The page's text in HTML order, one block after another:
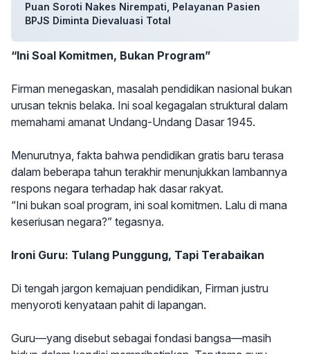
Puan Soroti Nakes Nirempati, Pelayanan Pasien
BPJS Diminta Dievaluasi Total
“Ini Soal Komitmen, Bukan Program”
Firman menegaskan, masalah pendidikan nasional bukan
urusan teknis belaka. Ini soal kegagalan struktural dalam
memahami amanat Undang-Undang Dasar 1945.
Menurutnya, fakta bahwa pendidikan gratis baru terasa
dalam beberapa tahun terakhir menunjukkan lambannya
respons negara terhadap hak dasar rakyat.
“Ini bukan soal program, ini soal komitmen. Lalu di mana
keseriusan negara?” tegasnya.
Ironi Guru: Tulang Punggung, Tapi Terabaikan
Di tengah jargon kemajuan pendidikan, Firman justru
menyoroti kenyataan pahit di lapangan.
Guru—yang disebut sebagai fondasi bangsa—masih